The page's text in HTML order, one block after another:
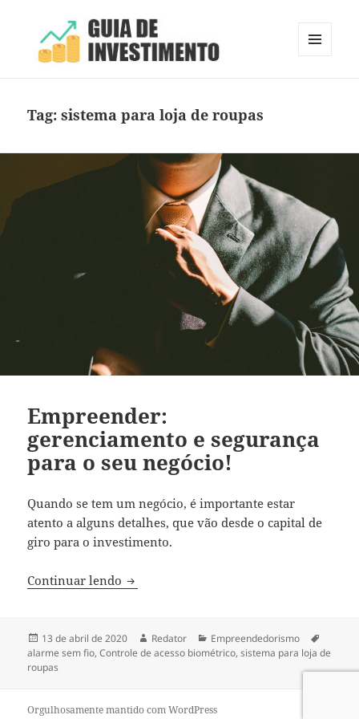
Tag:sistema para loja de roupas
Empreender:
gerenciamento e segurança
para o seu negócio!
Quando se tem um negócio, é importante estar
atento a alguns detalhes, que vão desde o capital de
giro para o investimento.
Continuar lendo Empreender: gerenciamento e
Publicado
em
13 de abril de 2020 Autor
Redator Categorias
Empreendedorismo
alarme sem fio,Controle de acesso biométrico,sistema para loja de
roupas
Orgulhosamente mantido com WordPress